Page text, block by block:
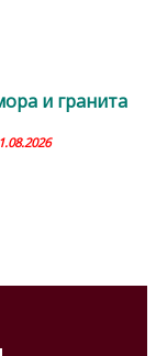
и гранита